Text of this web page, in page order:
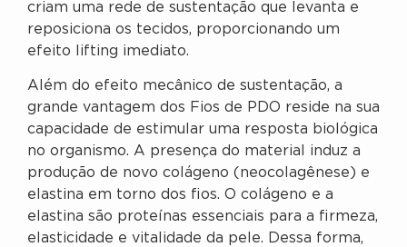
criam uma rede de sustentação que levanta e
reposiciona os tecidos, proporcionando um
efeito lifting imediato.
Além do efeito mecânico de sustentação, a
grande vantagem dos Fios de PDO reside na sua
capacidade de estimular uma resposta biológica
no organismo. A presença do material induz a
produção de novo colágeno (neocolagênese) e
elastina em torno dos fios. O colágeno e a
elastina são proteínas essenciais para a firmeza,
elasticidade e vitalidade da pele. Dessa forma,